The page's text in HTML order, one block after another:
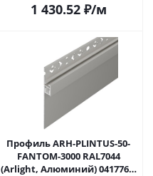
1 430.52₽/м
Профиль ARH-PLINTUS-50-
FANTOM-3000 RAL7044
(Arlight, Алюминий) 041776 в